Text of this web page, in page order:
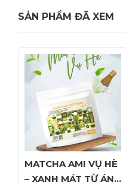
SẢN PHẨM ĐÃ XEM
MATCHA AMI VỤ HÈ
– XANH MÁT TỪ ÁNH